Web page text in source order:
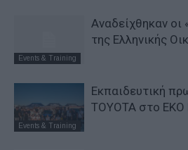
Events & Training
Αναδείχθηκαν
της Ελληνικής
Events & Training
Εκπαιδευτική
TOYOTA στο